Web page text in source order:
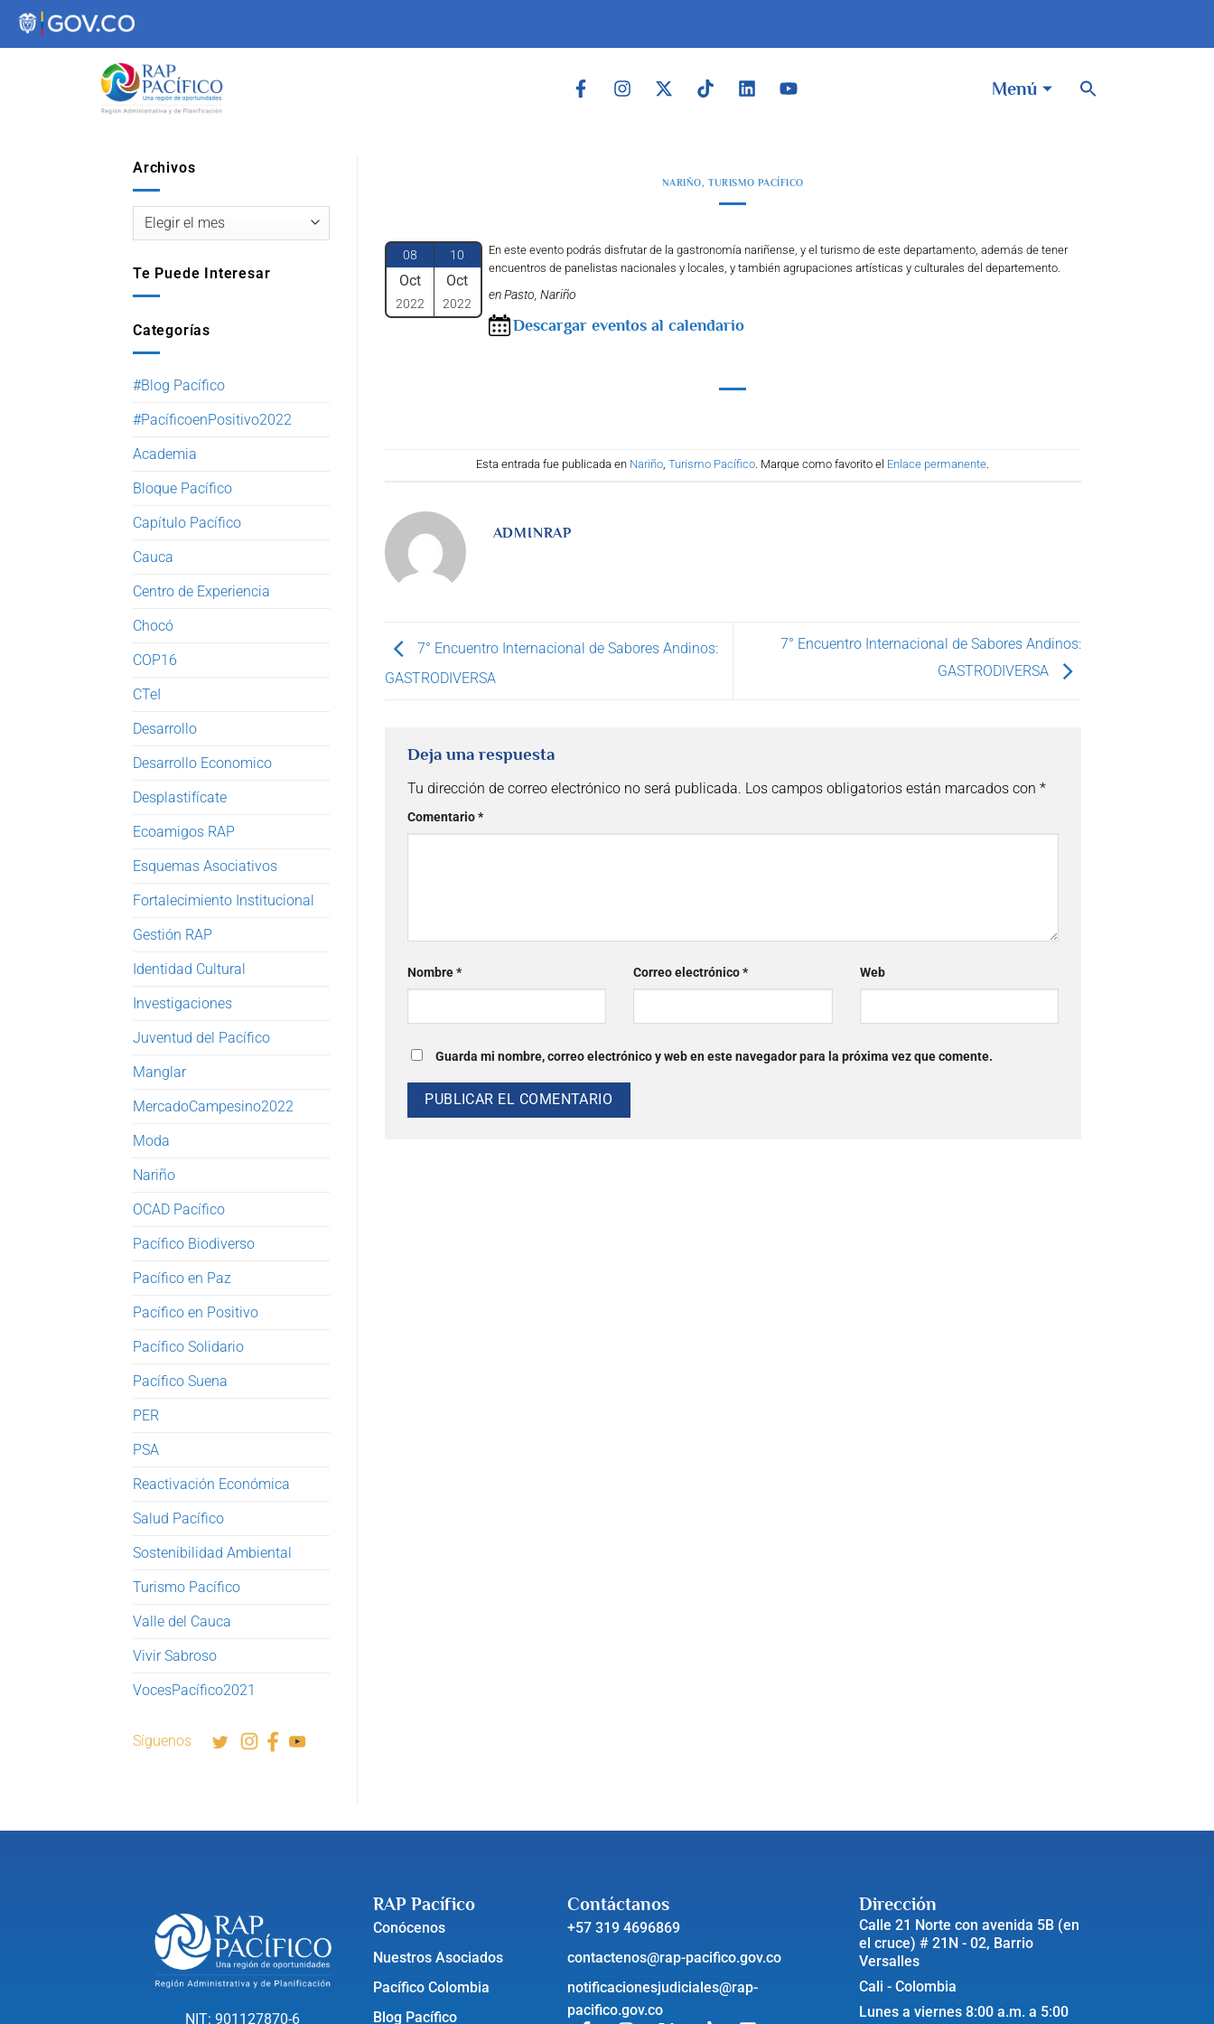
contenido
Menú
Archivos
Te Puede Interesar
Categorías
#Blog Pacífico
#PacíficoenPositivo2022
Academia
Bloque Pacífico
Capítulo Pacífico
Cauca
Centro de Experiencia
Chocó
COP16
CTeI
Desarrollo
Desarrollo Economico
Desplastifícate
Ecoamigos RAP
Esquemas Asociativos
Fortalecimiento Institucional
Gestión RAP
Identidad Cultural
Investigaciones
Juventud del Pacífico
Manglar
MercadoCampesino2022
Moda
Nariño
OCAD Pacífico
Pacífico Biodiverso
Pacífico en Paz
Pacífico en Positivo
Pacífico Solidario
Pacífico Suena
PER
PSA
Reactivación Económica
Salud Pacífico
Sostenibilidad Ambiental
Turismo Pacífico
Valle del Cauca
Vivir Sabroso
VocesPacífico2021
Síguenos
NARIÑO,TURISMO PACÍFICO
08
Oct
2022
10
Oct
2022
En este evento podrás disfrutar de la gastronomía nariñense, y el turismo de este departamento, además de tener
encuentros de panelistas nacionales y locales, y también agrupaciones artísticas y culturales del departemento.
en Pasto, Nariño
Descargar eventos al calendario
Esta entrada fue publicada en Nariño,Turismo Pacífico. Marque como favorito el Enlace permanente.
ADMINRAP
7° Encuentro Internacional de Sabores Andinos:
GASTRODIVERSA
7° Encuentro Internacional de Sabores Andinos:
GASTRODIVERSA
Deja una respuesta
Tu dirección de correo electrónico no será publicada. Los campos obligatorios están marcados con *
Comentario*
Nombre* Correo electrónico* Web
Guarda mi nombre, correo electrónico y web en este navegador para la próxima vez que comente.
NIT: 901127870-6
RAP Pacífico
Conócenos
Nuestros Asociados
Pacífico Colombia
Blog Pacífico
Contáctanos
+57 319 4696869
contactenos@rap-pacifico.gov.co
notificacionesjudiciales@rap-
pacifico.gov.co
Dirección
Calle 21 Norte con avenida 5B (en
el cruce) # 21N - 02, Barrio
Versalles
Cali - Colombia
Lunes a viernes 8:00 a.m. a 5:00